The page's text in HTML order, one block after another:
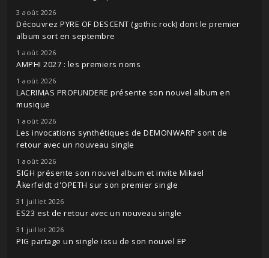
3 août 2026
Découvrez PYRE OF DESCENT (gothic rock) dont le premier
album sort en septembre
1 août 2026
AMPHI 2027 : les premiers noms
1 août 2026
LACRIMAS PROFUNDERE présente son nouvel album en
musique
1 août 2026
Les invocations synthétiques de DEMONWARP sont de
retour avec un nouveau single
1 août 2026
SIGH présente son nouvel album et invite Mikael
Åkerfeldt d'OPETH sur son premier single
31 juillet 2026
ES23 est de retour avec un nouveau single
31 juillet 2026
PIG partage un single issu de son nouvel EP